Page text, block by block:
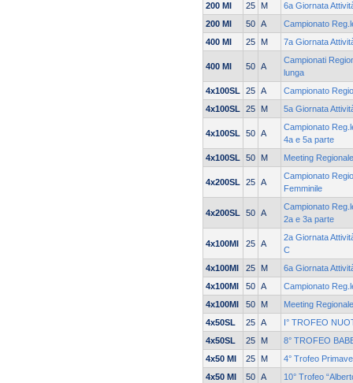
200 MI
25 M
6a Giornata
200 MI
50 A
Campionato
400 MI
25 M 7a Giornata
400 MI 50 A
Campionati
lunga
4x100SL
25 A
Campionato
4x100SL
25 M 5a Giornata
4x100SL 50 A
Campionato
4a e 5a parte
4x100SL
50 M Meeting
4x200SL 25 A
Campionato
Femminile
4x200SL 50 A
Campionato
2a e 3a parte
4x100MI 25 A
2a Giornata
C
4x100MI
25 M
6a Giornata
4x100MI
50 A
Campionato
4x100MI
50 M
Meeting
4x50SL
25 A
I° TROFEO
4x50SL
25 M
8° TROFEO
4x50 MI
25 M
4° Trofeo
4x50 MI
50 A
10° Trofeo